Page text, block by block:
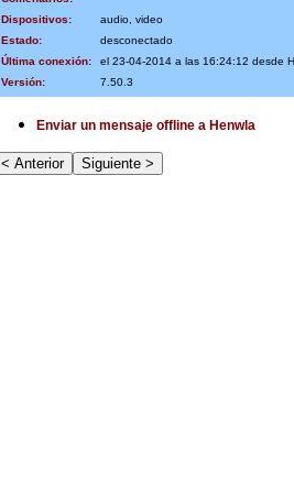
Dispositivos:
audio, video
Estado:
desconectado
Última conexión:
el 23-04-2014 a las 16:24:12 desde
Versión:
7.50.3
Enviar un mensaje offline a Henwla